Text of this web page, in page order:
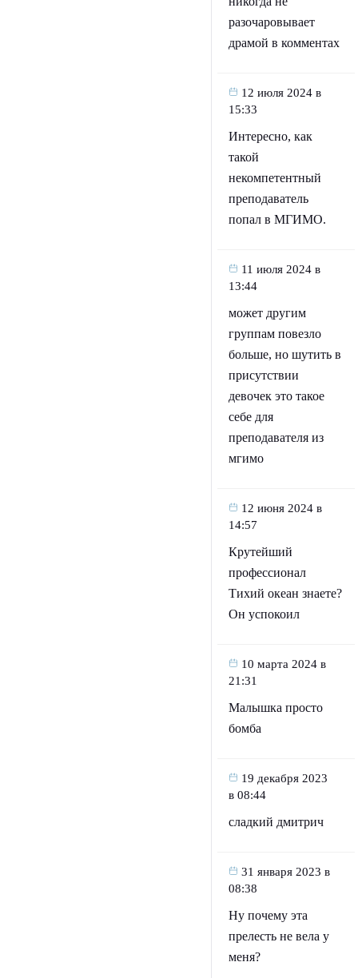
разочаровывает
драмой в комментах
12 июля 2024 в
15:33
Интересно, как
такой
некомпетентный
преподаватель
попал в МГИМО.
11 июля 2024 в
13:44
может другим
группам повезло
больше, но шутить в
присутствии
девочек это такое
себе для
преподавателя из
мгимо
12 июня 2024 в
14:57
Крутейший
профессионал
Тихий океан знаете?
Он успокоил
10 марта 2024 в
21:31
Малышка просто
бомба
19 декабря 2023
в 08:44
сладкий дмитрич
31 января 2023 в
08:38
Ну почему эта
прелесть не вела у
меня?